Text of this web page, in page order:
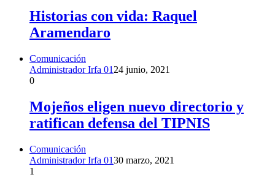
Historias con vida: Raquel
Aramendaro
Comunicación
Administrador Irfa 01 24 junio, 2021
0
Mojeños eligen nuevo directorio y
ratifican defensa del TIPNIS
Comunicación
Administrador Irfa 0130 marzo, 2021
1